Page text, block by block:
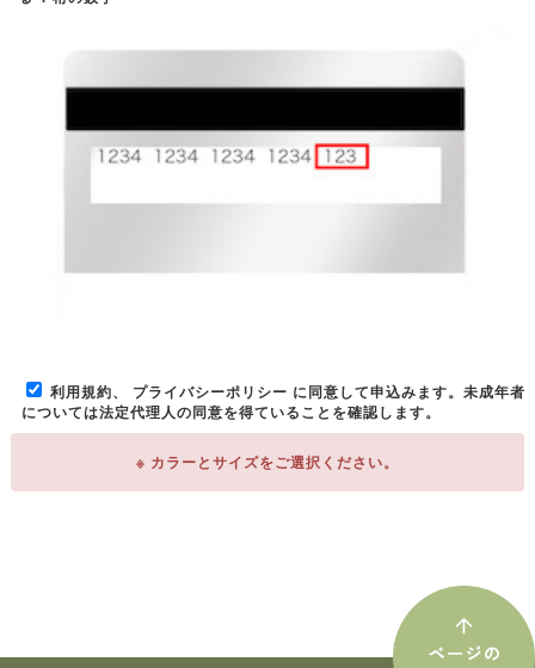
利用規約、 プライバシーポリシー に同意して申込みます。未成年者
については法定代理人の同意を得ていることを確認します。
※ カラーとサイズをご選択ください。